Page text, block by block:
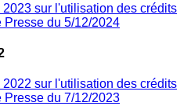
2023 sur l'utilisation des crédits
Presse du 5/12/2024
2022 sur l'utilisation des crédits
Presse du 7/12/2023